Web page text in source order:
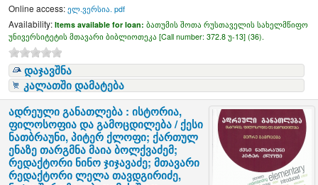
Online access: ელ.ვერსია. pdf
Availability:Items available for loan:ბათუმის შოთა რუსთაველის სახელმწიფო
უნივერსიტეტის მთავარი ბიბლიოთეკა [Call number:372.8 უ-13] (36).
დაჯავშნა
კალათში დამატება
ადრეული განათლება : ისტორია,
ფილოსოფია და გამოცდილება /ქესი
ნათბრაუნი, პიტერ ქლოფი; ქართულ
ენაზე თარგმნა მაია ბოლქვაძემ;
რედაქტორი ნინო ჯიჯავაძე; მთავარი
რედაქტორი ლელა თავდგირიძე,